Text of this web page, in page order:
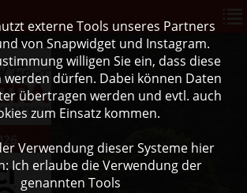
externe Tools unseres Partners
von Snapwidget und Instagram.
willigen Sie ein, dass diese
werden dürfen. Dabei können Daten
übertragen werden und evtl. auch
zum Einsatz kommen.
Verwendung dieser Systeme hier
Ich erlaube die Verwendung der
genannten Tools